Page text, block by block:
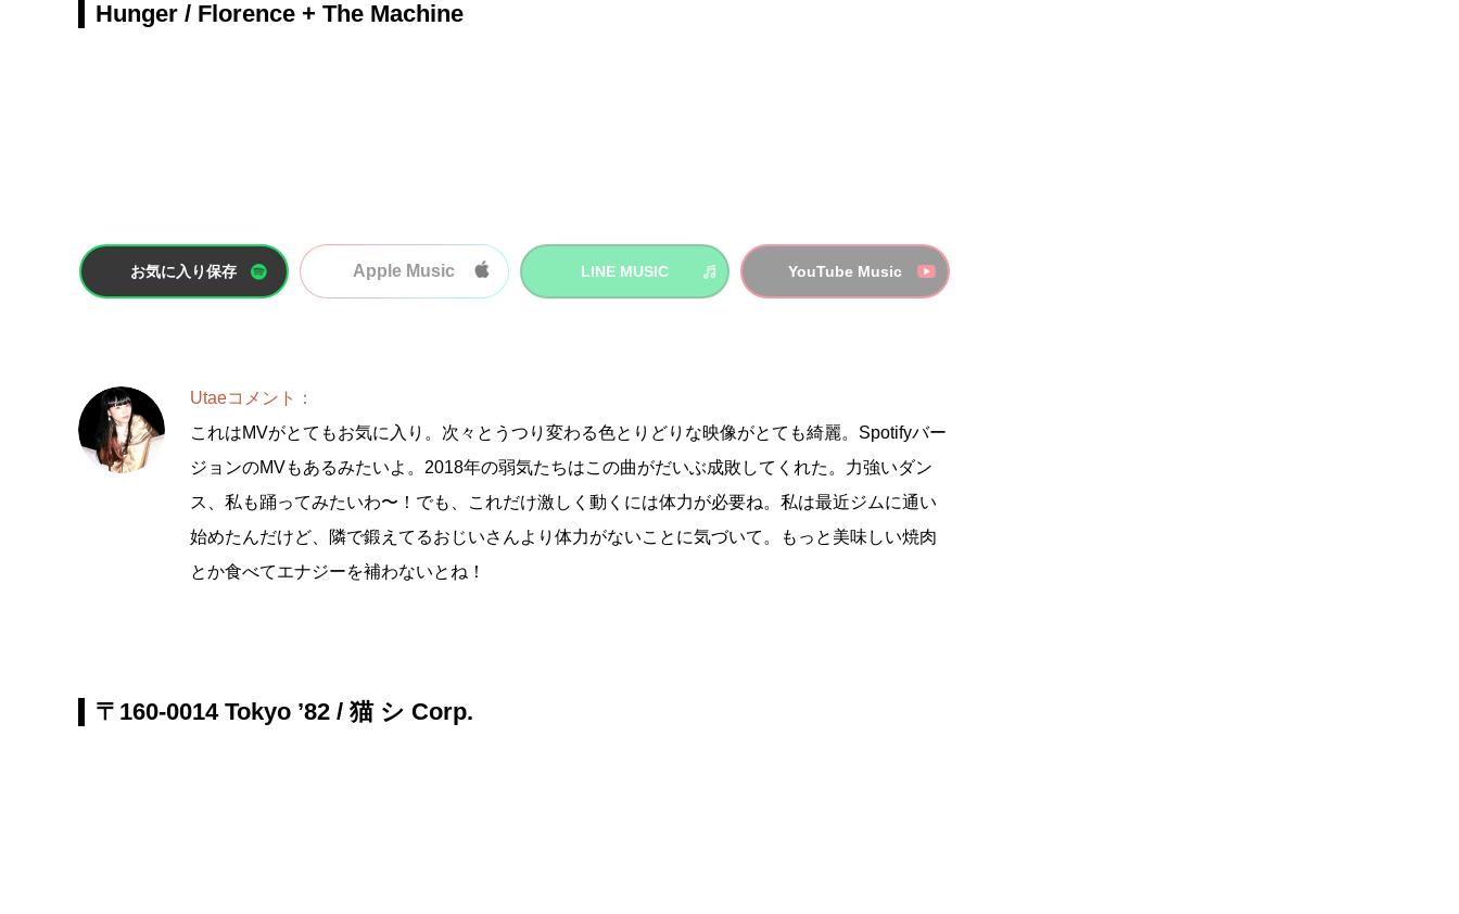
Hunger / Florence + The Machine
お気に入り保存 Apple Music LINE MUSIC YouTube Music
Utaeコメント：
これはMVがとてもお気に入り。次々とうつり変わる色とりどりな映像がとても綺麗。Spotifyバー
ジョンのMVもあるみたいよ。2018年の弱気たちはこの曲がだいぶ成敗してくれた。力強いダン
ス、私も踊ってみたいわ〜！でも、これだけ激しく動くには体力が必要ね。私は最近ジムに通い
始めたんだけど、隣で鍛えてるおじいさんより体力がないことに気づいて。もっと美味しい焼肉
とか食べてエナジーを補わないとね！
〒160-0014 Tokyo ’82 / 猫 シ Corp.